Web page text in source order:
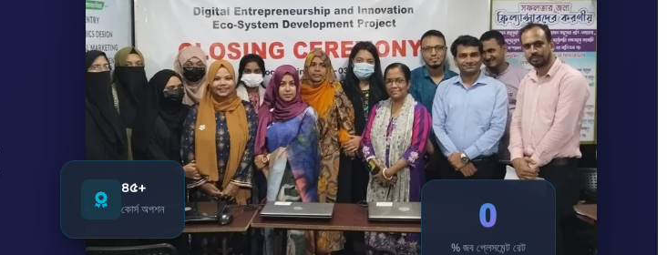
৪৫+
কোর্স অপশন 0
% জব প্লেসমেন্ট রেট